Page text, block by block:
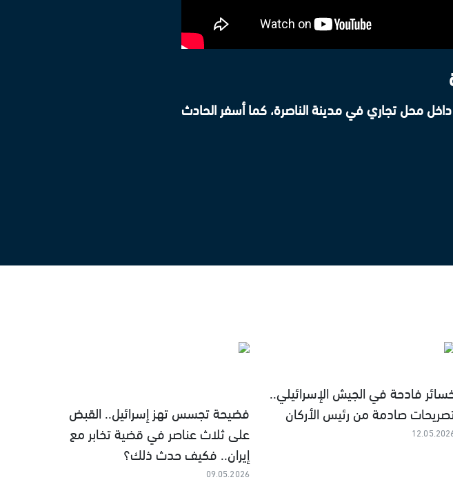
محل تجاري في مدينة الناصرة، كما أسفر الحادث
فادحة في الجيش الإسرائيلي..
صادمة من رئيس الأركان
فضيحة تجسس تهز إسرائيل.. القبض
على ثلاث عناصر في قضية تخابر مع
إيران.. فكيف حدث ذلك؟
09.05.2026